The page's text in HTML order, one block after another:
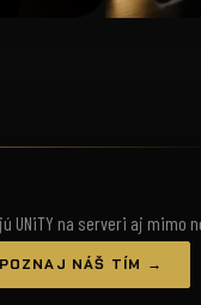
UNiTY na serveri aj mimo
NÁŠ TÍM →